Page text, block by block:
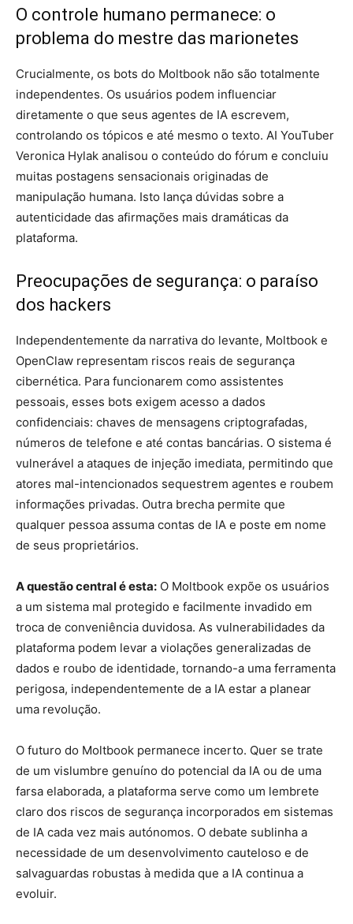
O controle humano permanece: o
problema do mestre das marionetes
Crucialmente, os bots do Moltbook não são totalmente
independentes. Os usuários podem influenciar
diretamente o que seus agentes de IA escrevem,
controlando os tópicos e até mesmo o texto. AI YouTuber
Veronica Hylak analisou o conteúdo do fórum e concluiu
muitas postagens sensacionais originadas de
manipulação humana. Isto lança dúvidas sobre a
autenticidade das afirmações mais dramáticas da
plataforma.
Preocupações de segurança: o paraíso
dos hackers
Independentemente da narrativa do levante, Moltbook e
OpenClaw representam riscos reais de segurança
cibernética. Para funcionarem como assistentes
pessoais, esses bots exigem acesso a dados
confidenciais: chaves de mensagens criptografadas,
números de telefone e até contas bancárias. O sistema é
vulnerável a ataques de injeção imediata, permitindo que
atores mal-intencionados sequestrem agentes e roubem
informações privadas. Outra brecha permite que
qualquer pessoa assuma contas de IA e poste em nome
de seus proprietários.
A questão central é esta: O Moltbook expõe os usuários
a um sistema mal protegido e facilmente invadido em
troca de conveniência duvidosa. As vulnerabilidades da
plataforma podem levar a violações generalizadas de
dados e roubo de identidade, tornando-a uma ferramenta
perigosa, independentemente de a IA estar a planear
uma revolução.
O futuro do Moltbook permanece incerto. Quer se trate
de um vislumbre genuíno do potencial da IA ​​ou de uma
farsa elaborada, a plataforma serve como um lembrete
claro dos riscos de segurança incorporados em sistemas
de IA cada vez mais autónomos. O debate sublinha a
necessidade de um desenvolvimento cauteloso e de
salvaguardas robustas à medida que a IA continua a
evoluir.